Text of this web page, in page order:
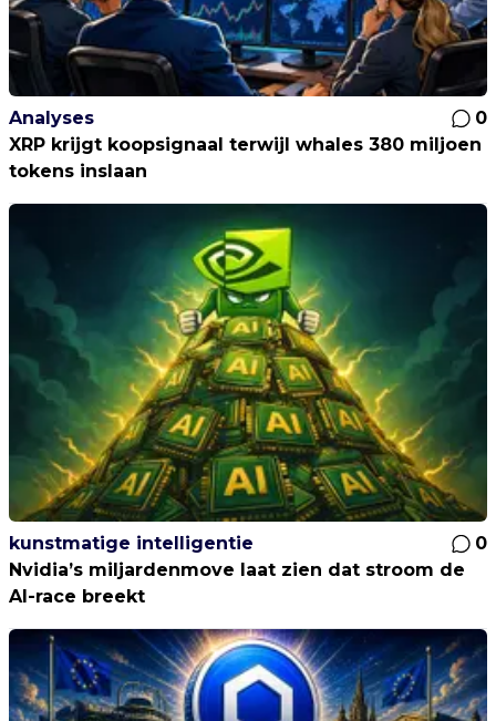
Analyses
0
XRP krijgt koopsignaal terwijl whales 380 miljoen
tokens inslaan
kunstmatige intelligentie
0
Nvidia’s miljardenmove laat zien dat stroom de
AI-race breekt